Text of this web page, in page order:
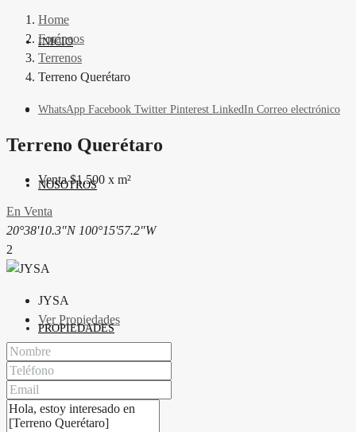
INICIO
NOSOTROS
PROPIEDADES
Home
Foráneos
Terrenos
Terreno Querétaro
WhatsApp Facebook Twitter Pinterest LinkedIn Correo electrónico
Terreno Querétaro
Venta $1,500 x m²
En Venta
20°38'10.3"N 100°15'57.2"W
2
JYSA
Ver Propiedades